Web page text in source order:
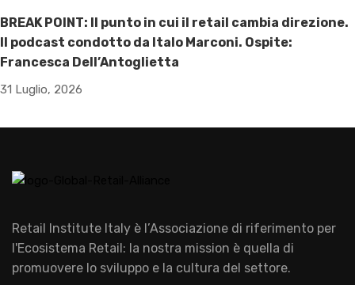
BREAK POINT: Il punto in cui il retail cambia direzione.
Il podcast condotto da Italo Marconi. Ospite:
Francesca Dell’Antoglietta
31 Luglio, 2026
Retail Institute Italy è l’Associazione di riferimento per
l'Ecosistema Retail: la nostra mission è quella di
promuovere lo sviluppo e la cultura del settore.